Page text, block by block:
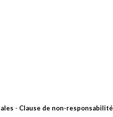
- Clause de non-responsabilité